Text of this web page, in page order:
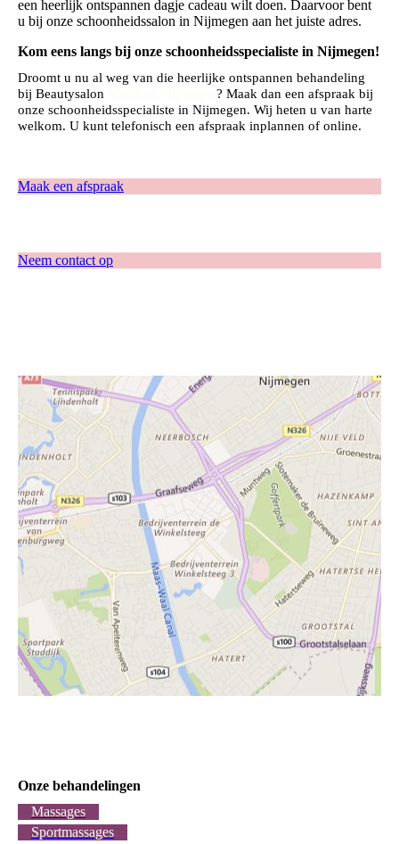
een heerlijk ontspannen dagje cadeau wilt doen. Daarvoor bent
u bij onze schoonheidssalon in Nijmegen aan het juiste adres.
Kom eens langs bij onze schoonheidsspecialiste in Nijmegen!
Droomt u nu al weg van die heerlijke ontspannen behandeling
bij Beautysalon
? Maak dan een afspraak bij
onze schoonheidsspecialiste in Nijmegen. Wij heten u van harte
welkom. U kunt telefonisch een afspraak inplannen of online.
Maak een afspraak
Neem contact op
Onze behandelingen
Massages
Sportmassages